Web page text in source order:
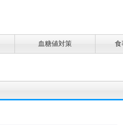
血糖値対策 食